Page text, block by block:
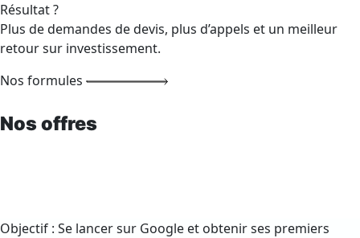
Résultat ?
Plus de demandes de devis, plus d’appels et un meilleur
retour sur investissement.
Nos formules
Nos offres
Objectif : Se lancer sur Google et obtenir ses premiers